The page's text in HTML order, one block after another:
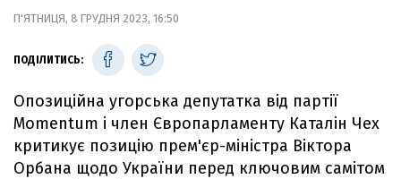
П'ЯТНИЦЯ, 8 ГРУДНЯ 2023, 16:50
ПОДІЛИТИСЬ:
Опозиційна угорська депутатка від партії
Momentum і член Європарламенту Каталін Чех
критикує позицію прем'єр-міністра Віктора
Орбана щодо України перед ключовим самітом